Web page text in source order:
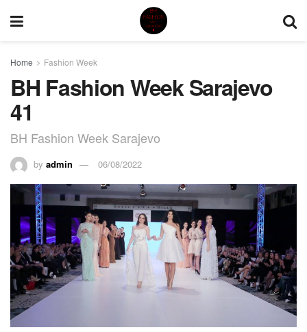
Home Fashion Week
BH Fashion Week Sarajevo
41
BH Fashion Week Sarajevo
by admin 06/08/2022